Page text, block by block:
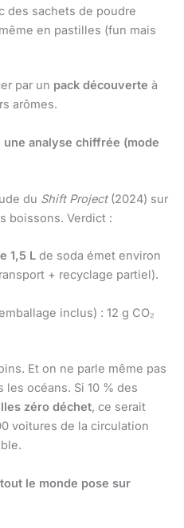
des sachets de poudre
en pastilles (fun mais
par un pack découverte à
arômes.
analyse chiffrée (mode
du Shift Project(2024) sur
boissons. Verdict :
1,5 L de soda émet environ
+ recyclage partiel).
inclus) : 12 g CO₂
Et on ne parle même pas
océans. Si 10 % des
zéro déchet, ce serait
voitures de la circulation
le monde pose sur